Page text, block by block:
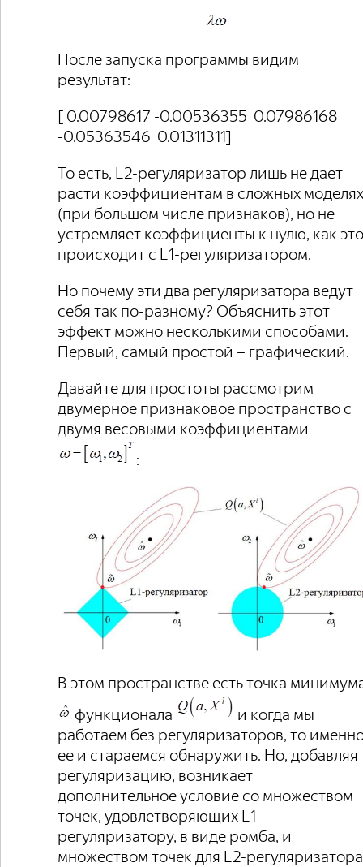
После запуска программы видим
результат:
[ 0.00798617 -0.00536355 0.07986168
-0.05363546 0.01311311]
То есть, L2-регуляризатор лишь не дает
расти коэффициентам в сложных моделях
(при большом числе признаков), но не
устремляет коэффициенты к нулю, как это
происходит с L1-регуляризатором.
Но почему эти два регуляризатора ведут
себя так по-разному? Объяснить этот
эффект можно несколькими способами.
Первый, самый простой – графический.
Давайте для простоты рассмотрим
двумерное признаковое пространство с
двумя весовыми коэффициентами
:
В этом пространстве есть точка
функционала
и когда мы
работаем без регуляризаторов, то
ее и стараемся обнаружить. Но, добавляя
регуляризацию, возникает
дополнительное условие со множеством
точек, удовлетворяющих L1-
регуляризатору, в виде ромба, и
множеством точек для L2-регуляризатора